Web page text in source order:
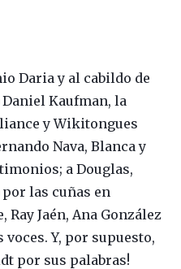
Daria y al cabildo de
Kaufman, la
y Wikitongues
Nava, Blanca y
a Douglas,
las cuñas en
Jaén, Ana González
Y, por supuesto,
por sus palabras!